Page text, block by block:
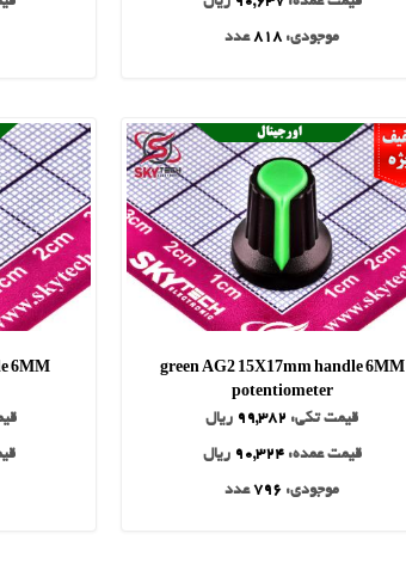
موجودی: 818عدد
green AG2 15X17mm handle 6MM
potentiometer
قیمت تکی: 99,382 ریال
قیمت عمده:90,324 ریال
موجودی: 796عدد
6MM